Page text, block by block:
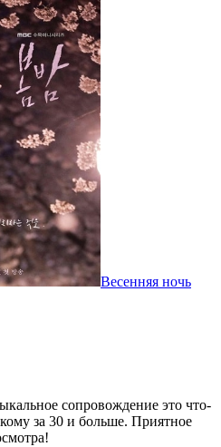
Весенняя ночь
сопровождение это что-
за 30 и больше. Приятное